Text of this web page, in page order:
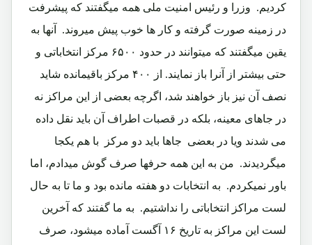
کردیم.‏ وزرا و رئیس امنیت ملی همه میگفتند که پیشرفت
در زمینه صورت گرفته و کار ها خوب پیش میروند.‏ آنها به
یقین میگفتند که میتوانند در حدود ۶۵۰۰ مرکز انتخاباتی و
حتی بیشتر از آنرا باز نمایند. از ۴۰۰ مرکز باقیمانده شاید
نصف آن نیز باز خواهند شد، اگرچه بعضی از این مراکز نه
در جاهای معینه، بلکه در قصبات اطراف آن باید نقل داده
می شدند ویا در بعضی جاها باید دو مرکز با هم یکجا
میگردیدند.‏ من به این همه حرفها صرف گوش میدادم، اما
باور نمیکردم.‏ به انتخابات دو هفته مانده بود و ما تا به حال
لست مراکز انتخاباتی را نداشتیم.‏ به ما گفتند که آخرین
لست این مراکز به تاریخ ۱۶ آگست آماده میشود، صرف